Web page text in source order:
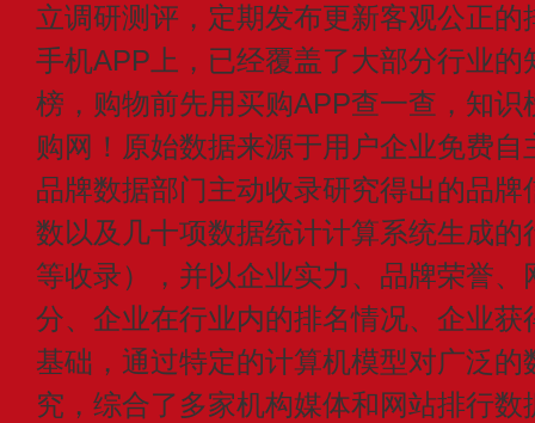
立调研测评，定期发布更新客观公正
手机APP上，已经覆盖了大部分行业
榜，购物前先用买购APP查一查，知
购网！原始数据来源于用户企业免费
品牌数据部门主动收录研究得出的品
数以及几十项数据统计计算系统生成
等收录），并以企业实力、品牌荣誉
分、企业在行业内的排名情况、企业
基础，通过特定的计算机模型对广泛
究，综合了多家机构媒体和网站排行